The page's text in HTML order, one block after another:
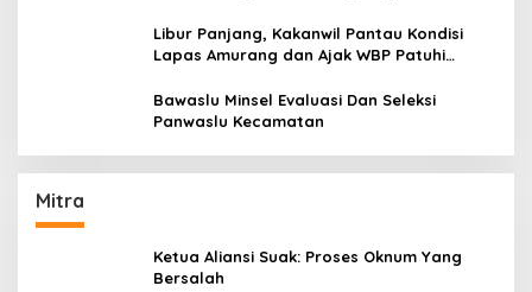
Libur Panjang, Kakanwil Pantau Kondisi
Lapas Amurang dan Ajak WBP Patuhi
Bawaslu Minsel Evaluasi Dan Seleksi
Panwaslu Kecamatan
Mitra
Ketua Aliansi Suak: Proses Oknum Yang
Bersalah